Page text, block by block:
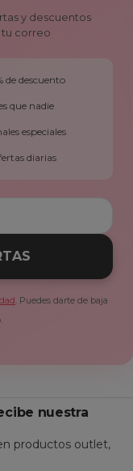
y descuentos
correo
de descuento
que nadie
especiales
diarias
. Puedes darte de baja
nuestra
productos outlet,